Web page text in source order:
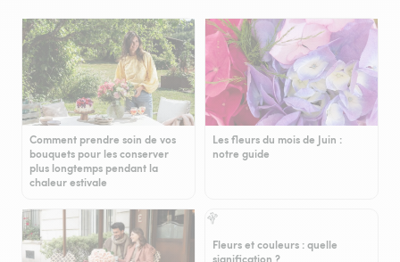
Comment prendre soin de vos
bouquets pour les conserver
plus longtemps pendant la
chaleur estivale
Les fleurs du mois de Juin :
notre guide
Fleurs et couleurs : quelle